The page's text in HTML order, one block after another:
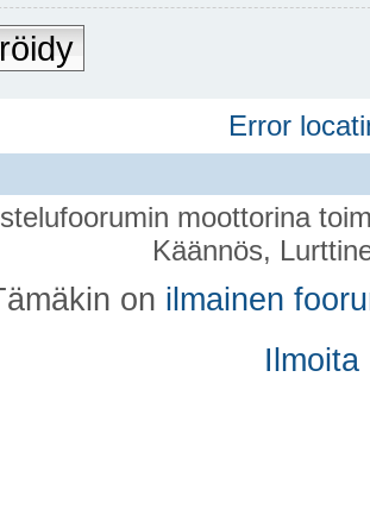
Error
moottorina
Käännös,
on ilmainen